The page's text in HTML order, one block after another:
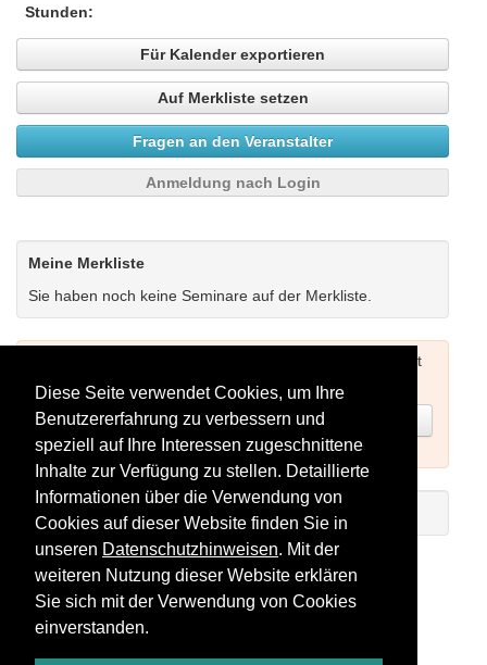
Diese Seite verwendet Cookies, um Ihre
Benutzererfahrung zu verbessern und
speziell auf Ihre Interessen zugeschnittene
Inhalte zur Verfügung zu stellen. Detaillierte
Informationen über die Verwendung von
Cookies auf dieser Website finden Sie in
unseren Datenschutzhinweisen. Mit der
weiteren Nutzung dieser Website erklären
Sie sich mit der Verwendung von Cookies
einverstanden.
Stunden:
Für Kalender exportieren
Auf Merkliste setzen
Fragen an den Veranstalter
Anmeldung nach Login
Meine Merkliste
Sie haben noch keine Seminare auf der Merkliste.
Um Seminare buchen zu können müssen Sie sich zuerst
einloggen (siehe oben) oder neu registrieren.
Jetzt registrieren
Einführungs-Video zum Registrieren
Seminare als RSS-Feed abonnieren